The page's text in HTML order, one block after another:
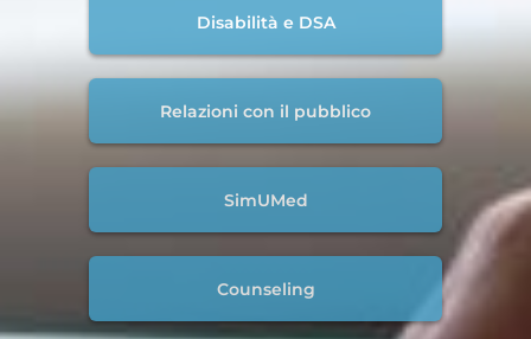
Disabilità e DSA
Relazioni con il pubblico
SimUMed
Counseling